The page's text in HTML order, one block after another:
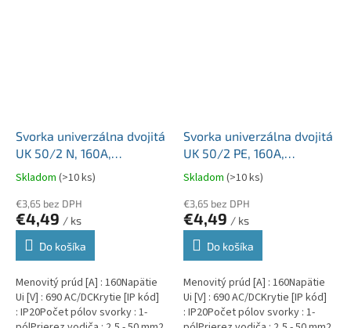
Svorka univerzálna dvojitá
UK 50/2 N, 160A,
2x50mm2 1pól, AL/CU,
krytá, modrá, na DIN lištu
Skladom (>10 ks)
€3,65 bez DPH
€4,49 / ks
Do košíka
Menovitý prúd [A] : 160Napätie
Ui [V] : 690 AC/DCKrytie [IP kód]
: IP20Počet pólov svorky : 1-
Svorka univerzálna dvojitá
UK 50/2 PE, 160A,
2x50mm2 1pól, AL/CU,
krytá, zeleno-žltá, na DIN
lištu
Skladom (>10 ks)
€3,65 bez DPH
€4,49 / ks
Do košíka
Menovitý prúd [A] : 160Napätie
Ui [V] : 690 AC/DCKrytie [IP kód]
: IP20Počet pólov svorky : 1-